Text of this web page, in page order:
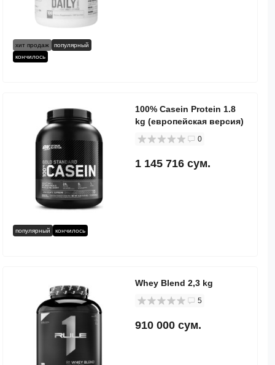
хит продаж
популярный
кончилось
популярный кончилось
100% Casein Protein 1.8
kg (европейская версия)
0
1 145 716 сум.
Whey Blend 2,3 kg
5
910 000 сум.